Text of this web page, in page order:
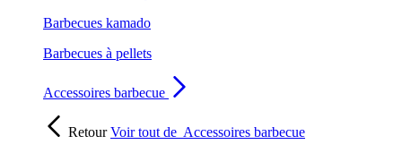
Barbecues kamado
Barbecues à pellets
Accessoires barbecue
RetourVoir tout de Accessoires barbecue